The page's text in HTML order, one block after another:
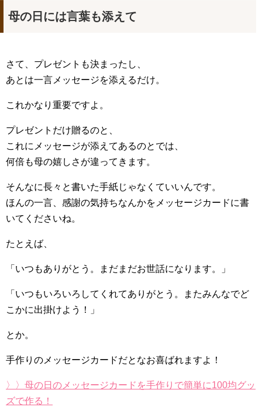
母の日には言葉も添えて
さて、プレゼントも決まったし、
あとは一言メッセージを添えるだけ。
これかなり重要ですよ。
プレゼントだけ贈るのと、
これにメッセージが添えてあるのとでは、
何倍も母の嬉しさが違ってきます。
そんなに長々と書いた手紙じゃなくていいんです。
ほんの一言、感謝の気持ちなんかをメッセージカードに書
いてくださいね。
たとえば、
「いつもありがとう。まだまだお世話になります。」
「いつもいろいろしてくれてありがとう。またみんなでど
こかに出掛けよう！」
とか。
手作りのメッセージカードだとなお喜ばれますよ！
〉〉母の日のメッセージカードを手作りで簡単に100均グッ
ズで作る！